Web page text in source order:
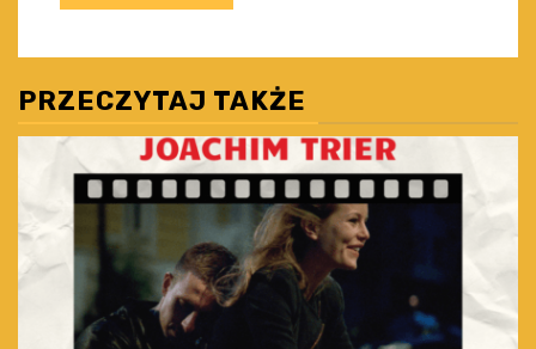
PRZECZYTAJ TAKŻE